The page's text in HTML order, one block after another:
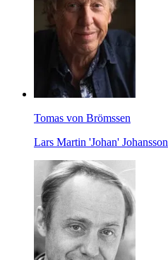
Tomas von Brömssen
Lars Martin 'Johan' Johansson